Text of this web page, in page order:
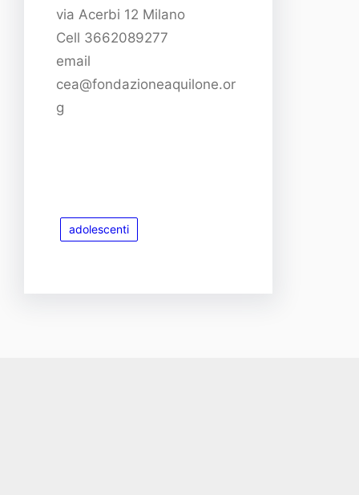
via Acerbi 12 Milano
Cell 3662089277
email
cea@fondazioneaquilone.or
g
adolescenti